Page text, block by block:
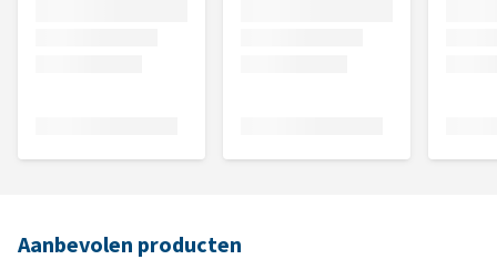
Aanbevolen producten